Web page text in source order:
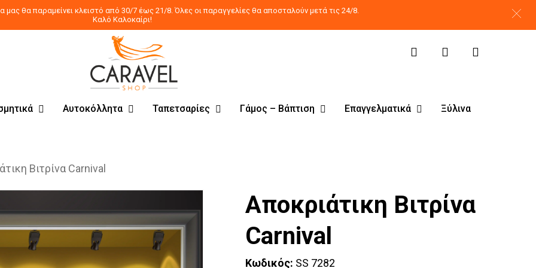
μας θα παραμείνει κλειστό από 30/7 έως 21/8. Όλες οι παραγγελίες θα αποσταλούν μετά τις 24/8.
Καλό Καλοκαίρι!
Αυτοκόλλητα Ταπετσαρίες Γάμος – Βάπτιση Επαγγελματικά Ξύλινα
Βιτρίνα Carnival
Αποκριάτικη Βιτρίνα
Carnival
Κωδικός: SS 7282